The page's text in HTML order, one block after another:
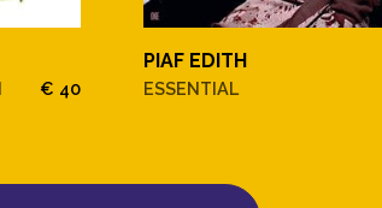
€ 40
PIAF EDITH
ESSENTIAL